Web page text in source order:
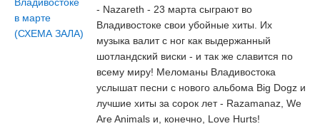
- Nazareth - 23 марта сыграют во
Владивостоке свои убойные хиты. Их
музыка валит с ног как выдержанный
шотландский виски - и так же славится по
всему миру! Меломаны Владивостока
услышат песни с нового альбома Big Dogz и
лучшие хиты за сорок лет - Razamanaz, We
Are Animals и, конечно, Love Hurts!